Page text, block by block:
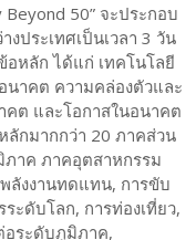
50” จะประกอบ
ประเทศเป็นเวลา 3 วัน
หลัก ได้แก่ เทคโนโลยี
าคต ความคล่องตัวและ
คต และโอกาสในอนาคต
กมากกว่า 20 ภาคส่วน
าค ภาคอุตสาหกรรม
ลังงานทดแทน, การขับ
ดับโลก, การท่องเที่ยว,
อระดับภูมิภาค,